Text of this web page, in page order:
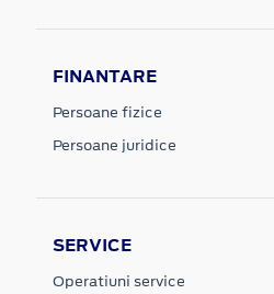
FINANTARE
Persoane fizice
Persoane juridice
SERVICE
Operatiuni service